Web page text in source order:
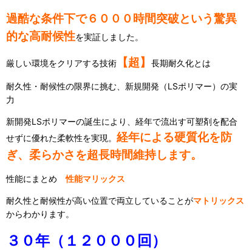
過酷な条件下で６０００時間突破という驚異
的な高耐候性を実証しました。
厳しい環境をクリアする技術 【超】 長期耐久化とは
耐久性・耐候性の限界に挑む、新規開発（LSポリマー）の実
力
新開発LSポリマーの誕生により、経年で流出す可塑剤を配合
せずに優れた柔軟性を実現。 経年による硬質化を防
ぎ、柔らかさを超長時間維持します。
性能にまとめ性能マリックス
耐久性と耐候性が高い位置で両立していることがマトリックス
からわかります。
３０年（１２０００回）